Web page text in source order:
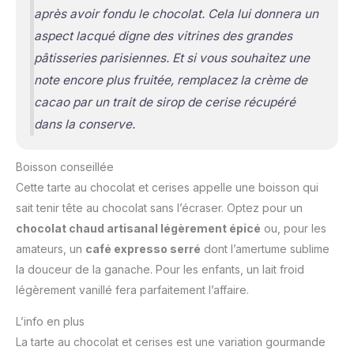
après avoir fondu le chocolat. Cela lui donnera un
aspect lacqué digne des vitrines des grandes
pâtisseries parisiennes. Et si vous souhaitez une
note encore plus fruitée, remplacez la crème de
cacao par un trait de sirop de cerise récupéré
dans la conserve.
Boisson conseillée
Cette tarte au chocolat et cerises appelle une boisson qui
sait tenir tête au chocolat sans l’écraser. Optez pour un
chocolat chaud artisanal légèrement épicé ou, pour les
amateurs, un café expresso serré dont l’amertume sublime
la douceur de la ganache. Pour les enfants, un lait froid
légèrement vanillé fera parfaitement l’affaire.
L’info en plus
La tarte au chocolat et cerises est une variation gourmande